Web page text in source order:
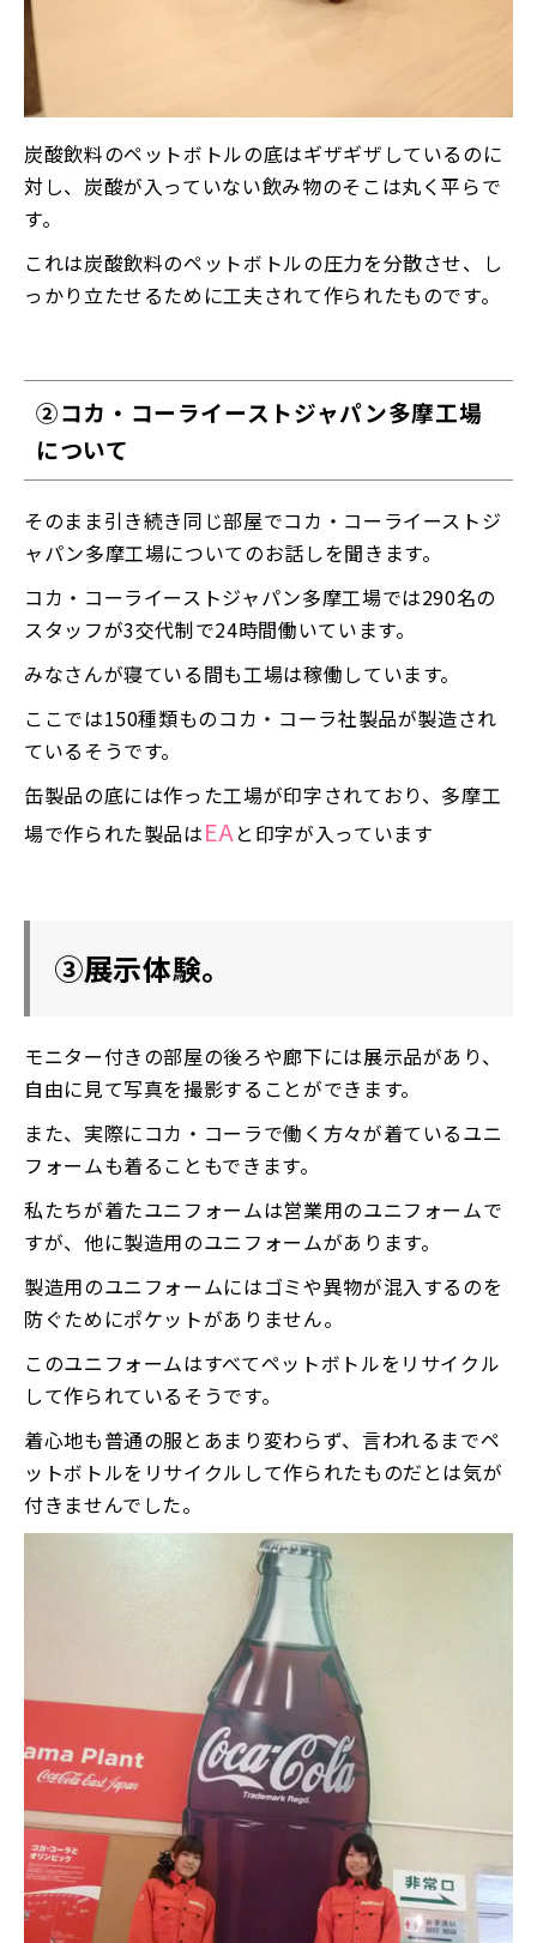
炭酸飲料のペットボトルの底はギザギザしているのに
対し、炭酸が入っていない飲み物のそこは丸く平らで
す。
これは炭酸飲料のペットボトルの圧力を分散させ、し
っかり立たせるために工夫されて作られたものです。
②コカ・コーライーストジャパン多摩工場
について
そのまま引き続き同じ部屋でコカ・コーライーストジ
ャパン多摩工場についてのお話しを聞きます。
コカ・コーライーストジャパン多摩工場では290名の
スタッフが3交代制で24時間働いています。
みなさんが寝ている間も工場は稼働しています。
ここでは150種類ものコカ・コーラ社製品が製造され
ているそうです。
缶製品の底には作った工場が印字されており、多摩工
場で作られた製品はEAと印字が入っています
③展示体験。
モニター付きの部屋の後ろや廊下には展示品があり、
自由に見て写真を撮影することができます。
また、実際にコカ・コーラで働く方々が着ているユニ
フォームも着ることもできます。
私たちが着たユニフォームは営業用のユニフォームで
すが、他に製造用のユニフォームがあります。
製造用のユニフォームにはゴミや異物が混入するのを
防ぐためにポケットがありません。
このユニフォームはすべてペットボトルをリサイクル
して作られているそうです。
着心地も普通の服とあまり変わらず、言われるまでペ
ットボトルをリサイクルして作られたものだとは気が
付きませんでした。